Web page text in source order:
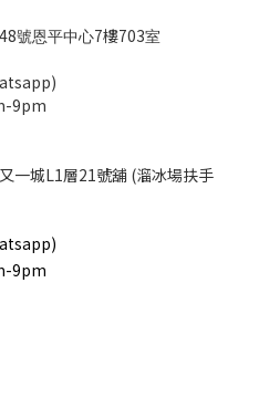
號恩平中心7樓703室
9pm
一城L1層21號舖 (溜冰場扶手
9pm